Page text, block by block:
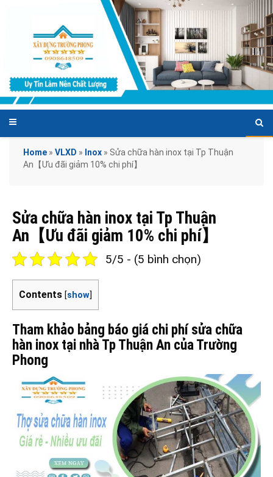
Home » VLXD » Inox » Sửa chữa hàn inox tại Tp Thuận
An【Ưu đãi giảm 10% chi phí】
Sửa chữa hàn inox tại Tp Thuận
An【Ưu đãi giảm 10% chi phí】
5/5 - (5 bình chọn)
Contents [show]
Tham khảo bảng báo giá chi phí sửa chữa
hàn inox tại nhà Tp Thuận An của Trường
Phong